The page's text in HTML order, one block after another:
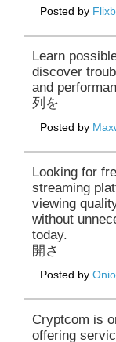
Posted by
Learn
discover
and
列を
Posted by
Looking for
streaming
viewing
without
today.
開さ
Posted by
Cryptcom is
offering